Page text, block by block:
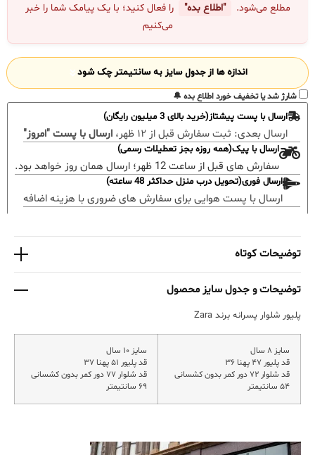
مطلع می‌شود.
"اطلاع بده"
را فعال کنید؛ با یک پیامک شما را خبر
می‌کنیم
اندازه ها از جدول سایز به سانتیمتر چک شود
شارژ شد یا تخفیف خورد اطلاع بده 🔔
ارسال با پست پیشتاز(خرید بالای 3 میلیون رایگان)
ارسال بعدی: ثبت سفارش قبل از ۱۲ ظهر، ارسال با پست "امروز"
ارسال با پیک(همه روزه بجز تعطیلات رسمی)
سفارش های قبل از ساعت 12 ظهر؛ ارسال همان روز خواهد بود.
ارسال فوری(تحویل درب منزل حداکثر 48 ساعته)
ارسال با پست هوایی برای سفارش های ضروری با هزینه اضافه
توضیحات کوتاه
توضیحات و جدول سایز محصول
پلیور شلوار پسرانه برند Zara
سایز ۸ سال
قد پلیور ۴۷ پهنا ۳۶
قد شلوار ۷۲ دور کمر بدون کشسانی
۵۴ سانتیمتر
سایز ۱۰ سال
قد پلیور ۵۱ پهنا ۳۷
قد شلوار ۷۷ دور کمر بدون کشسانی
۶۹ سانتیمتر